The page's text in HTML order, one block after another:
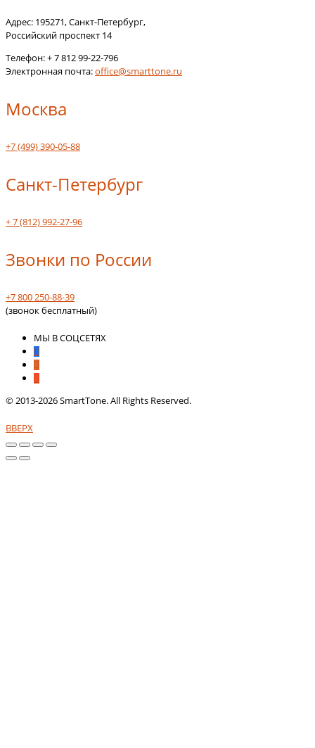
Адрес: 195271,Санкт-Петербург,
Российский проспект 14
Телефон:+ 7 812 99-22-796
Электронная почта:office@smarttone.ru
Москва
+7 (499) 390-05-88
Санкт-Петербург
+ 7 (812) 992-27-96
Звонки по России
+7 800 250-88-39
(звонок бесплатный)
МЫ В СОЦСЕТЯХ
© 2013-2026 SmartTone. All Rights Reserved.
ВВЕРХ